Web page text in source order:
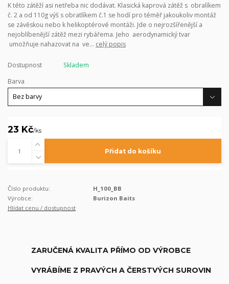
K této zátěží asi netřeba nic dodávat. Klasická kaprová zátěž s obralíkem
č. 2 a od 110g výš s obratlíkem č.1 se hodí pro téměř jakoukoliv montáž
se závěskou nebo k helikoptérové montáži. Jde o nejrozšířenější a
nejoblíbenější zátěž mezi rybářema. Jeho aerodynamický tvar
umožňuje nahazovat na ve... celý popis
Dostupnost
Skladem
Barva
23 Kč/ks
Přidat do košíku
Číslo produktu:
H_100_BB
Výrobce:
Burizon Baits
Hlídat cenu / dostupnost
ZARUČENÁ KVALITA PŘÍMO OD VÝROBCE
VYRÁBÍME Z PRAVÝCH A ČERSTVÝCH SUROVIN